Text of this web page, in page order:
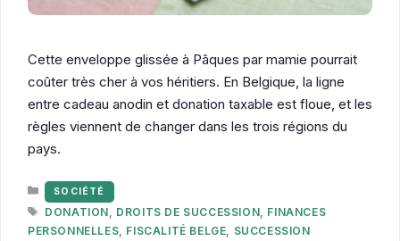
Cette enveloppe glissée à Pâques par mamie pourrait
coûter très cher à vos héritiers. En Belgique, la ligne
entre cadeau anodin et donation taxable est floue, et les
règles viennent de changer dans les trois régions du
pays.
CATÉGORIES
SOCIÉTÉ
ÉTIQUETTES
DONATION DROITS DE SUCCESSION FINANCES
PERSONNELLES FISCALITÉ BELGE
SUCCESSION